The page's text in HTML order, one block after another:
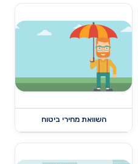
השוואת מחירי ביטוח